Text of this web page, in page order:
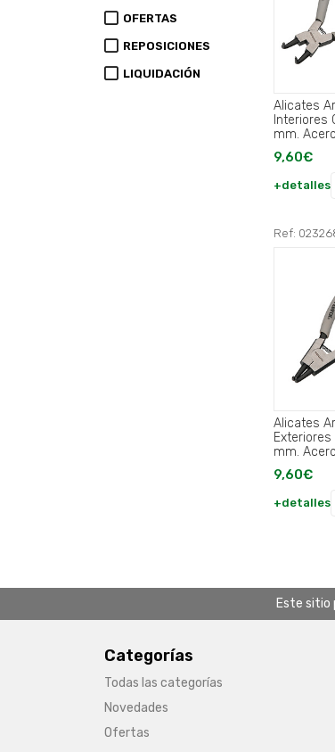
OFERTAS
REPOSICIONES
LIQUIDACIÓN
Alicates
Interiores
mm.
9,60€
+detalles
Ref:
Alicates
Exteriores
mm.
9,60€
+detalles
Este sitio
Categorías
Todas las categorías
Novedades
Ofertas